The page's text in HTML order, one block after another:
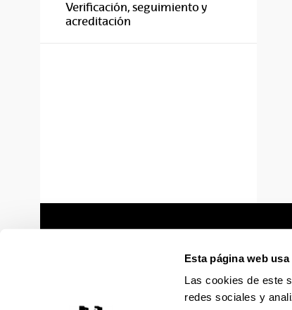
Esta página web
Las cookies de este
redes sociales y
Verificación, seguimiento y
acreditación